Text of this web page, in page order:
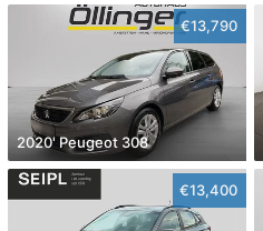
€13,790
2020' Peugeot 308
€13,400